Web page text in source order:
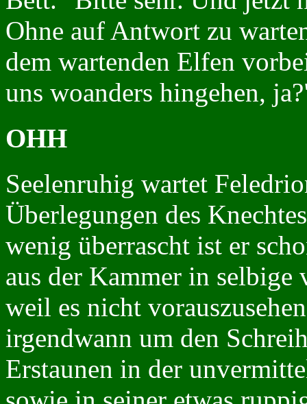
Ohne auf Antwort zu
dem wartenden Elfen
uns woanders hingehen,
OHH
Seelenruhig wartet
Überlegungen des
wenig überrascht ist er
aus der Kammer in
weil es nicht
irgendwann um den
Erstaunen in der